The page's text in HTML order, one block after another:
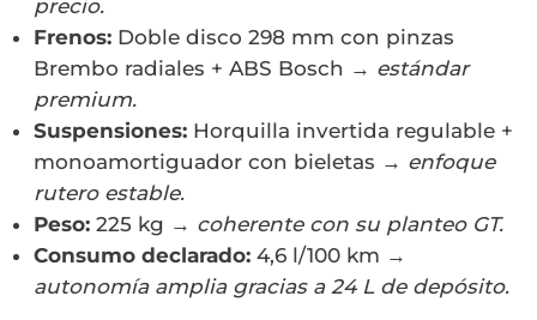
precio.
Frenos: Doble disco 298 mm con pinzas
Brembo radiales + ABS Bosch → estándar
premium.
Suspensiones: Horquilla invertida regulable +
monoamortiguador con bieletas → enfoque
rutero estable.
Peso: 225 kg → coherente con su planteo GT.
Consumo declarado: 4,6 l/100 km →
autonomía amplia gracias a 24 L de depósito.